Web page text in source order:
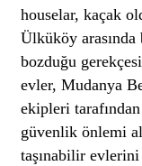
houselar, kaçak
Ülküköy
bozduğu
evler, Mudanya
ekipleri
güvenlik önlemi
taşınabilir evlerini